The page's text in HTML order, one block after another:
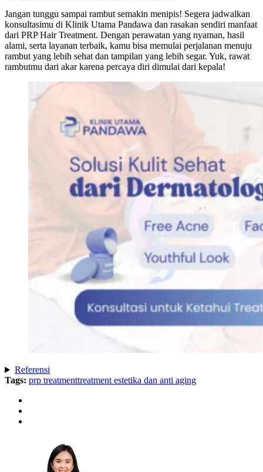
Jangan tunggu sampai rambut semakin menipis! Segera jadwalkan
konsultasimu di Klinik Utama Pandawa dan rasakan sendiri manfaat
dari PRP Hair Treatment. Dengan perawatan yang nyaman, hasil
alami, serta layanan terbaik, kamu bisa memulai perjalanan menuju
rambut yang lebih sehat dan tampilan yang lebih segar. Yuk, rawat
rambutmu dari akar karena percaya diri dimulai dari kepala!
Referensi
Tags: prp treatmenttreatment estetika dan anti aging